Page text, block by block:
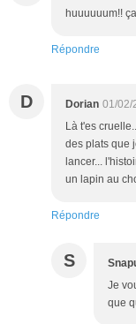
huuuuuum!!
Répondre
D Dorian 01/02/
Là t'es
des plats que
lancer...
un lapin au
Répondre
S
Je
que